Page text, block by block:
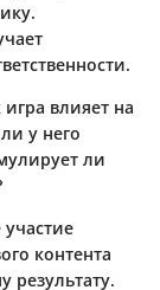
влияет на
у него
ли
контента
результату.